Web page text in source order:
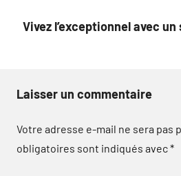
Vivez l’exceptionnel avec
Laisser un commentaire
Votre adresse e-mail ne sera pas
obligatoires sont indiqués avec*